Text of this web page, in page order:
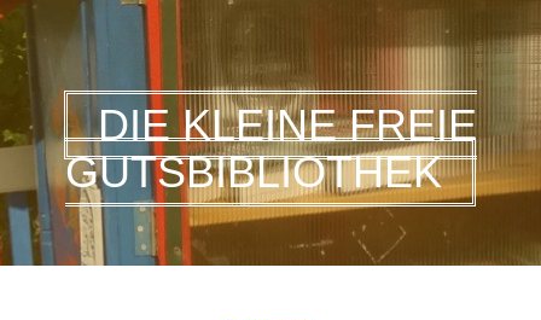
DIE KLEINE FREIE
GUTSBIBLIOTHEK